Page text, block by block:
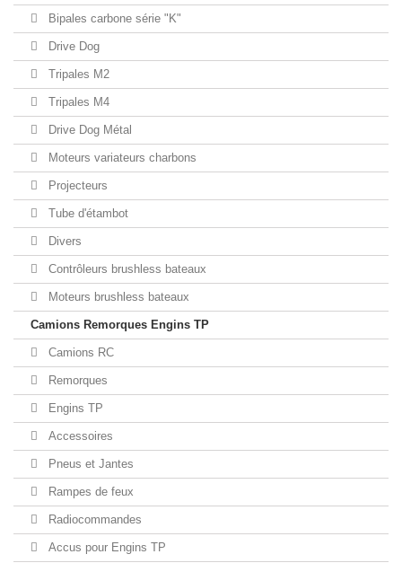
Bipales carbone série "K"
Drive Dog
Tripales M2
Tripales M4
Drive Dog Métal
Moteurs variateurs charbons
Projecteurs
Tube d'étambot
Divers
Contrôleurs brushless bateaux
Moteurs brushless bateaux
Camions Remorques Engins TP
Camions RC
Remorques
Engins TP
Accessoires
Pneus et Jantes
Rampes de feux
Radiocommandes
Accus pour Engins TP